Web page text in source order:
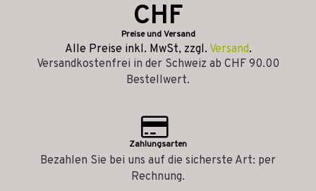
CHF
Preise und Versand
Alle Preise inkl. MwSt, zzgl. Versand.
Versandkostenfrei in der Schweiz ab CHF 90.00
Bestellwert.
Zahlungsarten
Bezahlen Sie bei uns auf die sicherste Art: per
Rechnung.